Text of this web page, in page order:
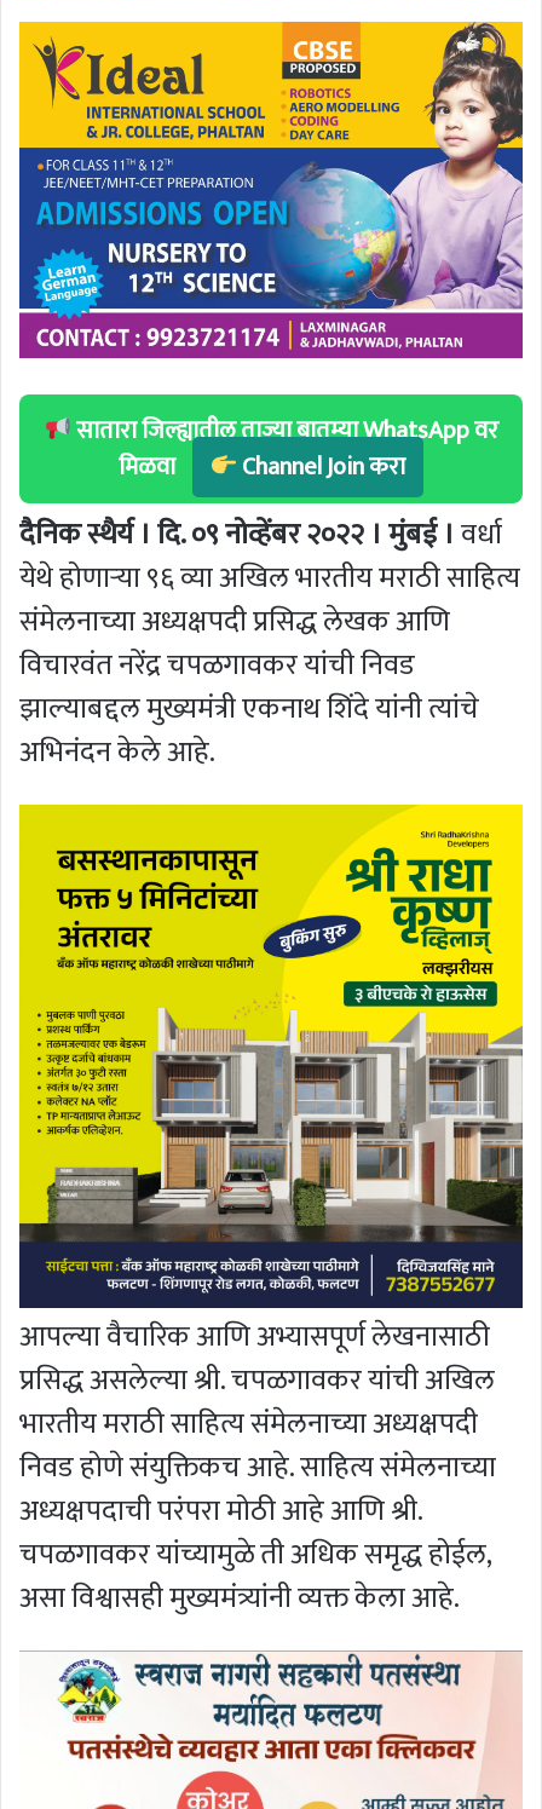
सातारा जिल्ह्यातील ताज्या बातम्या WhatsApp वर
मिळवा
Channel Join करा
दैनिक स्थैर्य । दि. ०९ नोव्हेंबर २०२२ । मुंबई । वर्धा
येथे होणाऱ्या ९६ व्या अखिल भारतीय मराठी साहित्य
संमेलनाच्या अध्यक्षपदी प्रसिद्ध लेखक आणि
विचारवंत नरेंद्र चपळगावकर यांची निवड
झाल्याबद्दल मुख्यमंत्री एकनाथ शिंदे यांनी त्यांचे
अभिनंदन केले आहे.
आपल्या वैचारिक आणि अभ्यासपूर्ण लेखनासाठी
प्रसिद्ध असलेल्या श्री. चपळगावकर यांची अखिल
भारतीय मराठी साहित्य संमेलनाच्या अध्यक्षपदी
निवड होणे संयुक्तिकच आहे. साहित्य संमेलनाच्या
अध्यक्षपदाची परंपरा मोठी आहे आणि श्री.
चपळगावकर यांच्यामुळे ती अधिक समृद्ध होईल,
असा विश्वासही मुख्यमंत्र्यांनी व्यक्त केला आहे.